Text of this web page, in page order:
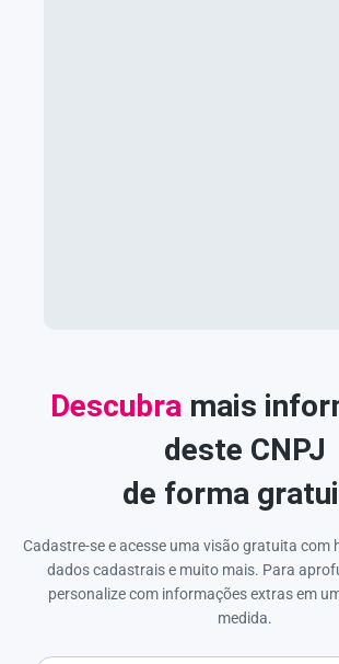
Descubramais
deste CNPJ
de forma
Cadastre-se e acesse uma visão gratuita com
dados cadastrais e muito mais. Para
personalize com informações extras em
medida.